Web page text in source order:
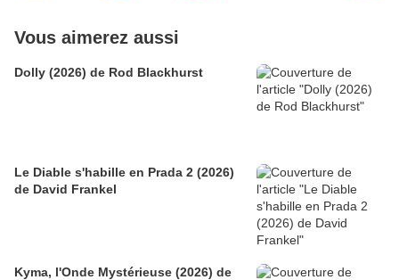
Vous aimerez aussi
Dolly (2026) de Rod Blackhurst
Le Diable s'habille en Prada 2 (2026)
de David Frankel
Kyma, l'Onde Mystérieuse (2026) de